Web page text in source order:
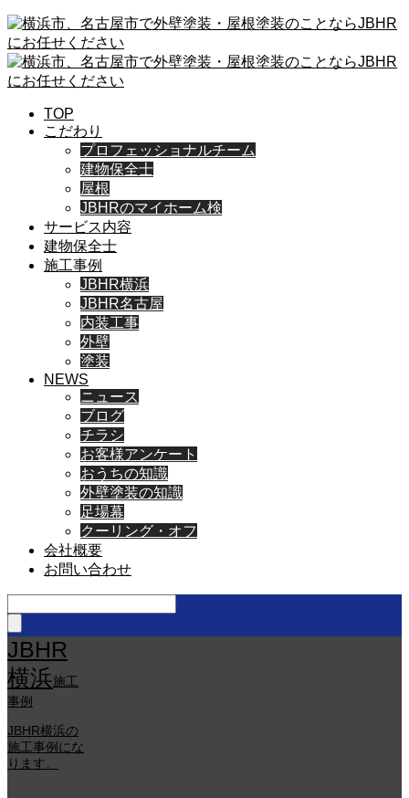
TOP
こだわり
プロフェッショナルチーム
建物保全士
屋根
JBHRのマイホーム検
サービス内容
建物保全士
施工事例
JBHR横浜
JBHR名古屋
内装工事
外壁
塗装
NEWS
ニュース
ブログ
チラシ
お客様アンケート
おうちの知識
外壁塗装の知識
足場幕
クーリング・オフ
会社概要
お問い合わせ
JBHR
横浜施工
事例
JBHR横浜の
施工事例にな
ります。